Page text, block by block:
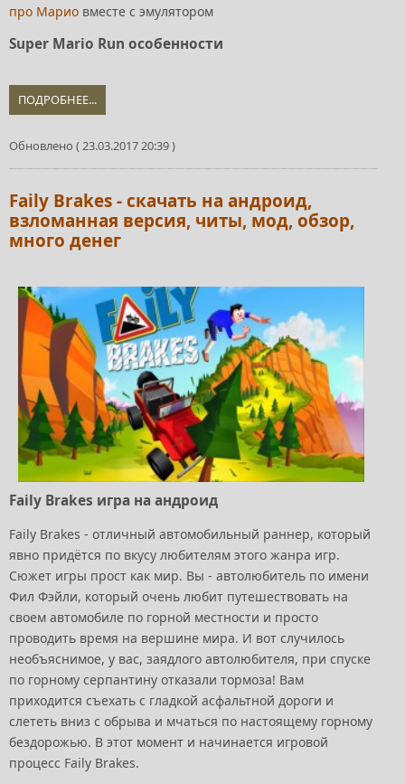
про Марио вместе с эмулятором
Super Mario Run особенности
ПОДРОБНЕЕ...
Обновлено ( 23.03.2017 20:39 )
Faily Brakes - скачать на андроид,
взломанная версия, читы, мод, обзор,
много денег
Faily Brakes игра на андроид
Faily Brakes - отличный автомобильный раннер, который
явно придётся по вкусу любителям этого жанра игр.
Сюжет игры прост как мир. Вы - автолюбитель по имени
Фил Фэйли, который очень любит путешествовать на
своем автомобиле по горной местности и просто
проводить время на вершине мира. И вот случилось
необъяснимое, у вас, заядлого автолюбителя, при спуске
по горному серпантину отказали тормоза! Вам
приходится съехать с гладкой асфальтной дороги и
слететь вниз с обрыва и мчаться по настоящему горному
бездорожью. В этот момент и начинается игровой
процесс Faily Brakes.